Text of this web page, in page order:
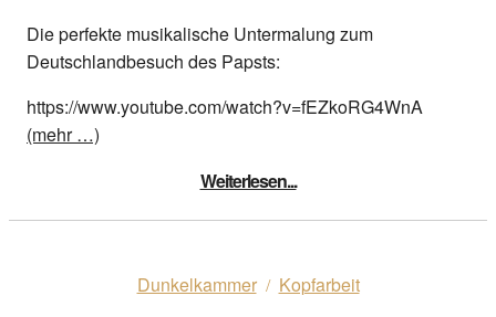
Die perfekte musikalische Untermalung zum
Deutschlandbesuch des Papsts:
https://www.youtube.com/watch?v=fEZkoRG4WnA
(mehr …)
Weiterlesen...
Dunkelkammer/ Kopfarbeit